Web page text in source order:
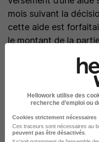
mois suivant la
cette aide est
le montant de la
:
annoncé, en janvier
Pour l’instant, ce
l’ordre du jour.
Hellowork utilise des
recherche d’emploi ou
Cookies strictement nécessaires
Ces traceurs sont nécessaires au
peuvent pas être désactivés